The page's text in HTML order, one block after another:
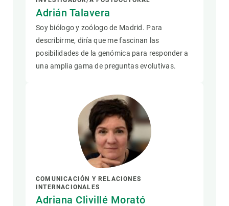
Adrián Talavera
Soy biólogo y zoólogo de Madrid. Para
describirme, diría que me fascinan las
posibilidades de la genómica para responder a
una amplia gama de preguntas evolutivas.
COMUNICACIÓN Y RELACIONES
INTERNACIONALES
Adriana Clivillé Morató